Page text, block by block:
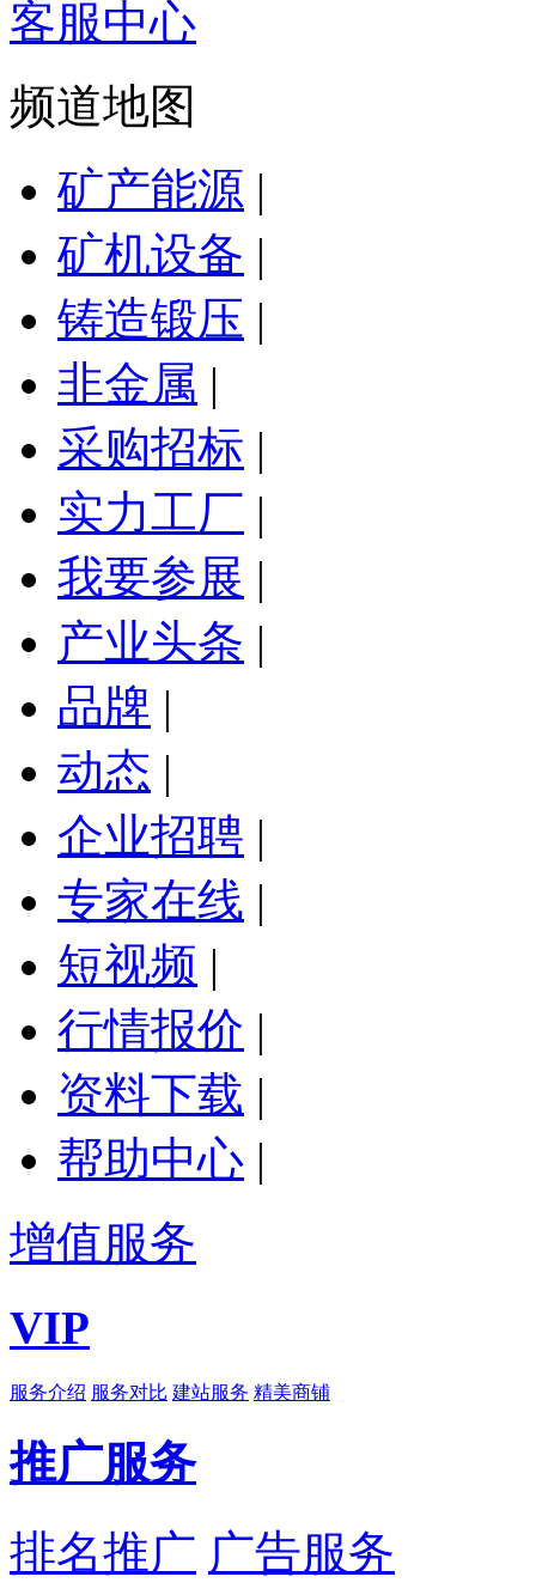
客服中心
频道地图
矿产能源 |
矿机设备 |
铸造锻压 |
非金属 |
采购招标 |
实力工厂 |
我要参展 |
产业头条 |
品牌 |
动态 |
企业招聘 |
专家在线 |
短视频 |
行情报价 |
资料下载 |
帮助中心 |
增值服务
VIP
服务介绍 服务对比 建站服务 精美商铺
推广服务
排名推广 广告服务